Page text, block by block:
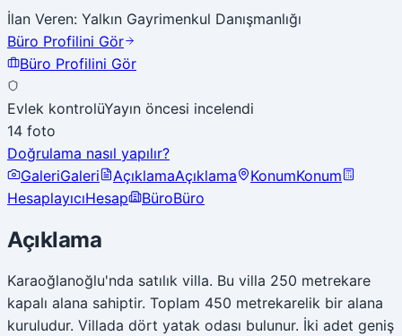
İlan Veren: Yalkın Gayrimenkul Danışmanlığı
Büro Profilini Gör
Büro Profilini Gör
Evlek kontrolüYayın öncesi incelendi
14 foto
Doğrulama nasıl yapılır?
GaleriGaleri AçıklamaAçıklama KonumKonum
HesaplayıcıHesap BüroBüro
Açıklama
Karaoğlanoğlu'nda satılık villa. Bu villa 250 metrekare
kapalı alana sahiptir. Toplam 450 metrekarelik bir alana
kuruludur. Villada dört yatak odası bulunur. İki adet geniş